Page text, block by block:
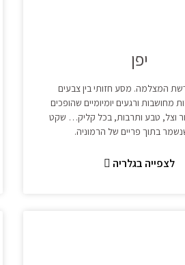
יפן
המצלמה. מסע חזותי בין צבעים
מחושבות ורגעים יומיומיים שהופכים
וצל, טבע ותרבות, בכל קליק… שקט
בתוך פריים של הרמוניה.
לצפייה בגלריה